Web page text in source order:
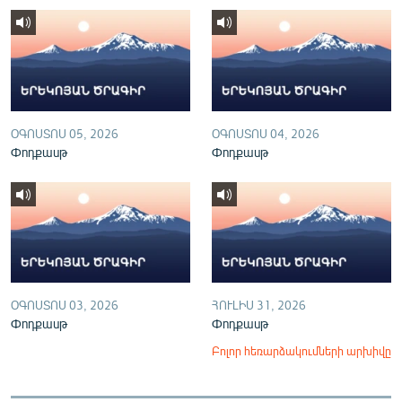
English
Русский
ՀԵՏԵՎԵՔ ՄԵԶ
«Ազատության» բոլոր կայքերը
ՕԳՈՍՏՈՍ 05, 2026
Փոդքասթ
ՕԳՈՍՏՈՍ 04, 2026
Փոդքասթ
ՕԳՈՍՏՈՍ 03, 2026
Փոդքասթ
ՀՈՒԼԻՍ 31, 2026
Փոդքասթ
Բոլոր հեռարձակումների արխիվը